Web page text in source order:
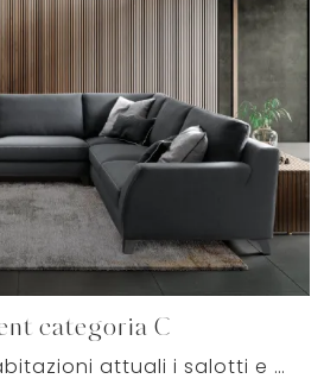
categoria C
Nei Salotti delle abitazioni attuali i salotti e divani in tessuto soddisfano le specifiche necessità della stanza dedicata al relax, allo svago e ...